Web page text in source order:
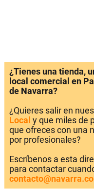
¿Tienes una tienda,
local comercial en
de Navarra?
¿Quieres salir en
Local y que miles de
que ofreces con una
por profesionales?
Escríbenos a esta
para contactar